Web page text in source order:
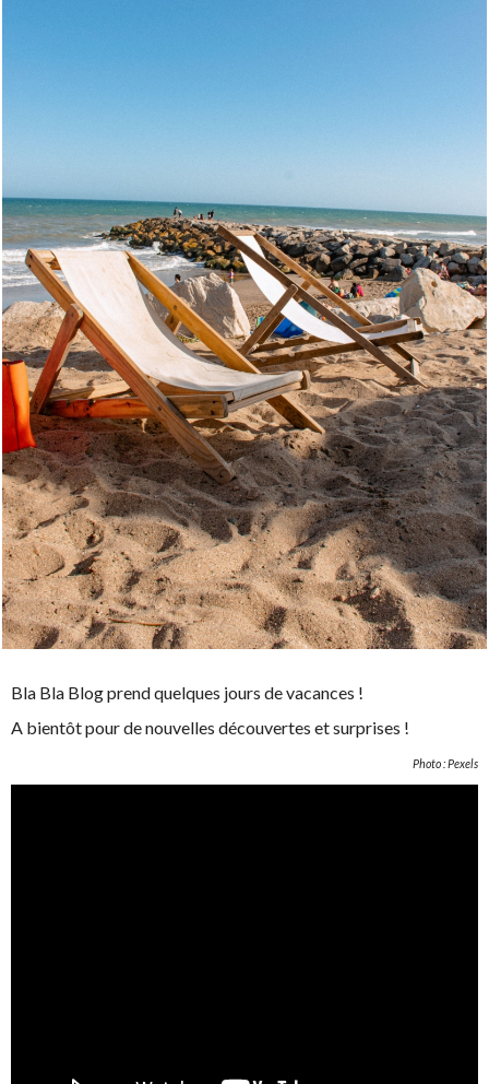
Bla Bla Blog prend quelques jours de vacances !
A bientôt pour de nouvelles découvertes et surprises !
Photo : Pexels